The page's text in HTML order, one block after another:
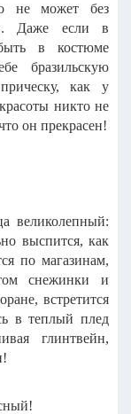
не может без
Даже если в
в костюме
бразильскую
как у
никто не
он прекрасен!
великолепный:
выспится, как
по магазинам,
снежинки и
встретится
в теплый плед
глинтвейн,